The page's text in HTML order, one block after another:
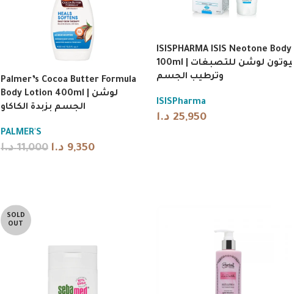
Palmer’s Cocoa Butter Formula
Body Lotion 400ml | لوشن
الجسم بزبدة الكاكاو
PALMER'S
11,000 د.ا 9,350 د.ا
ISISPHARMA ISIS Neotone Body
100ml | نيوتون لوشن للتصبغات
وترطيب الجسم
ISISPharma
25,950 د.ا
SOLD
OUT